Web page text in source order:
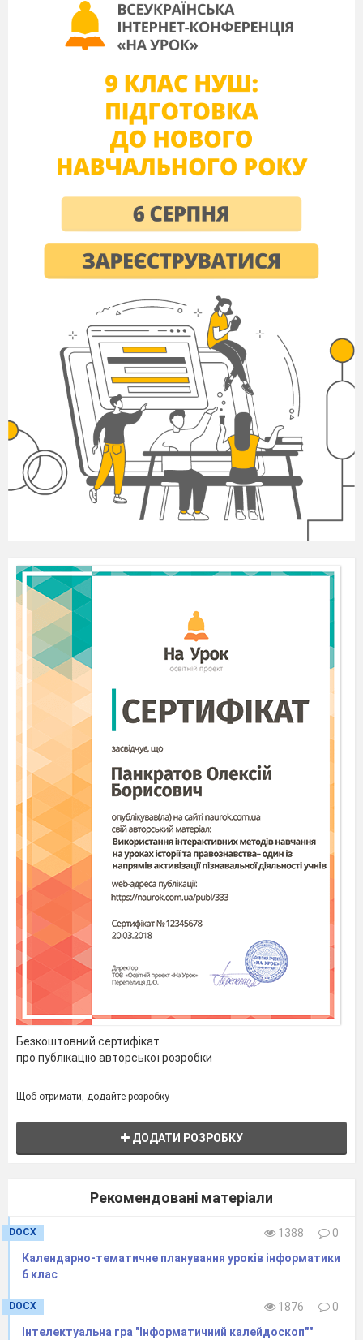
Безкоштовний сертифікат
про публікацію авторської розробки
Щоб отримати, додайте розробку
ДОДАТИ РОЗРОБКУ
Рекомендовані матеріали
DOCX 1388
0
Календарно-тематичне планування уроків інформатики
6 клас
DOCX 1876
0
Інтелектуальна гра "Інформатичний калейдоскоп""